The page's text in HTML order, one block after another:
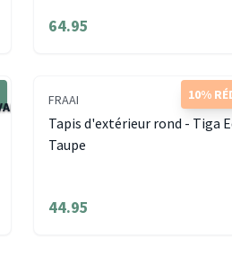
64.95
10%
FRAAI
Tapis d'extérieur rond - Tiga
Taupe
44.95